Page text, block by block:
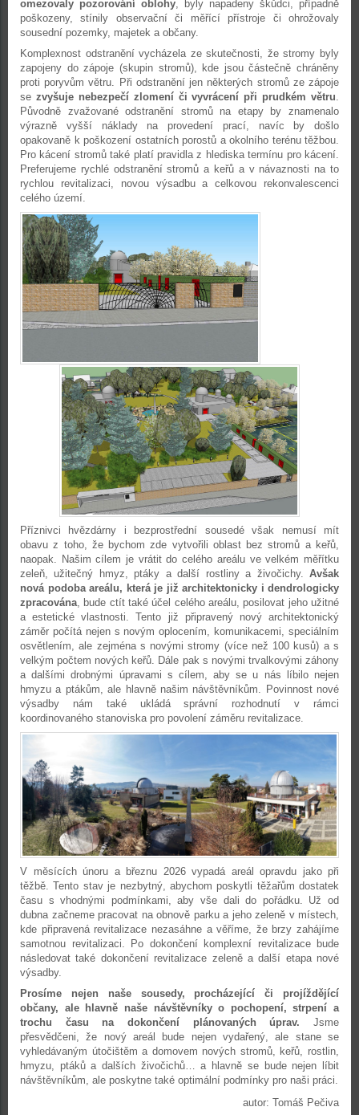
omezovaly pozorování oblohy, byly napadeny škůdci, případně
poškozeny, stínily observační či měřící přístroje či ohrožovaly
sousední pozemky, majetek a občany.
Komplexnost odstranění vycházela ze skutečnosti, že stromy byly
zapojeny do zápoje (skupin stromů), kde jsou částečně chráněny
proti poryvům větru. Při odstranění jen některých stromů ze zápoje
se zvyšuje nebezpečí zlomení či vyvrácení při prudkém větru.
Původně zvažované odstranění stromů na etapy by znamenalo
výrazně vyšší náklady na provedení prací, navíc by došlo
opakovaně k poškození ostatních porostů a okolního terénu těžbou.
Pro kácení stromů také platí pravidla z hlediska termínu pro kácení.
Preferujeme rychlé odstranění stromů a keřů a v návaznosti na to
rychlou revitalizaci, novou výsadbu a celkovou rekonvalescenci
celého území.
Příznivci hvězdárny i bezprostřední sousedé však nemusí mít
obavu z toho, že bychom zde vytvořili oblast bez stromů a keřů,
naopak. Našim cílem je vrátit do celého areálu ve velkém měřítku
zeleň, užitečný hmyz, ptáky a další rostliny a živočichy. Avšak
nová podoba areálu, která je již architektonicky i dendrologicky
zpracována, bude ctít také účel celého areálu, posilovat jeho užitné
a estetické vlastnosti. Tento již připravený nový architektonický
záměr počítá nejen s novým oplocením, komunikacemi, speciálním
osvětlením, ale zejména s novými stromy (více než 100 kusů) a s
velkým počtem nových keřů. Dále pak s novými trvalkovými záhony
a dalšími drobnými úpravami s cílem, aby se u nás líbilo nejen
hmyzu a ptákům, ale hlavně našim návštěvníkům. Povinnost nové
výsadby nám také ukládá správní rozhodnutí v rámci
koordinovaného stanoviska pro povolení záměru revitalizace.
V měsících únoru a březnu 2026 vypadá areál opravdu jako při
těžbě. Tento stav je nezbytný, abychom poskytli těžařům dostatek
času s vhodnými podmínkami, aby vše dali do pořádku. Už od
dubna začneme pracovat na obnově parku a jeho zeleně v místech,
kde připravená revitalizace nezasáhne a věříme, že brzy zahájíme
samotnou revitalizaci. Po dokončení komplexní revitalizace bude
následovat také dokončení revitalizace zeleně a další etapa nové
výsadby.
Prosíme nejen naše sousedy, procházející či projíždějící
občany, ale hlavně naše návštěvníky o pochopení, strpení a
trochu času na dokončení plánovaných úprav. Jsme
přesvědčeni, že nový areál bude nejen vydařený, ale stane se
vyhledávaným útočištěm a domovem nových stromů, keřů, rostlin,
hmyzu, ptáků a dalších živočichů… a hlavně se bude nejen líbit
návštěvníkům, ale poskytne také optimální podmínky pro naši práci.
autor: Tomáš Pečiva